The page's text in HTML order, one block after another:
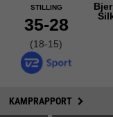
STILLING
35-28
(18-15)
KAMPRAPPORT